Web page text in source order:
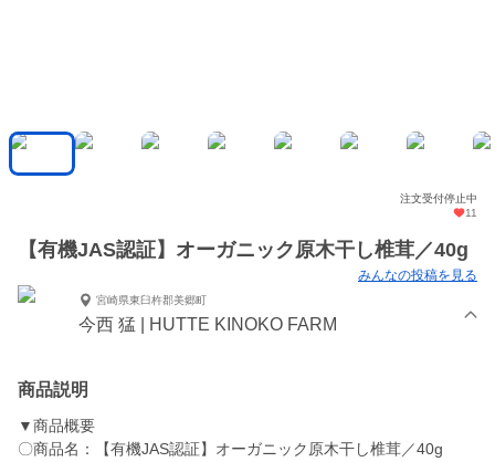
注文受付停止中
11
【有機JAS認証】オーガニック原木干し椎茸／40g
みんなの投稿を見る
宮崎県東臼杵郡美郷町
今西 猛 | HUTTE KINOKO FARM
商品説明
▼商品概要
〇商品名：【有機JAS認証】オーガニック原木干し椎茸／40g